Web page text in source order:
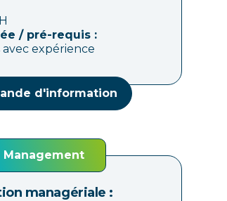
H
/ pré-requis :
expérience
d'information
Management
managériale :